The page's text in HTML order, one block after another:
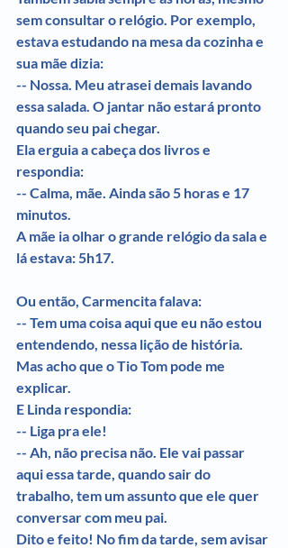
sem consultar o relógio. Por exemplo,
estava estudando na mesa da cozinha e
sua mãe dizia:
-- Nossa. Meu atrasei demais lavando
essa salada. O jantar não estará pronto
quando seu pai chegar.
Ela erguia a cabeça dos livros e
respondia:
-- Calma, mãe. Ainda são 5 horas e 17
minutos.
A mãe ia olhar o grande relógio da sala e
lá estava: 5h17.
Ou então, Carmencita falava:
-- Tem uma coisa aqui que eu não estou
entendendo, nessa lição de história.
Mas acho que o Tio Tom pode me
explicar.
E Linda respondia:
-- Liga pra ele!
-- Ah, não precisa não. Ele vai passar
aqui essa tarde, quando sair do
trabalho, tem um assunto que ele quer
conversar com meu pai.
Dito e feito! No fim da tarde, sem avisar